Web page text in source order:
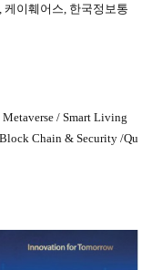
케이훼어스, 한국정보통
/ Smart Living
Chain & Security /Qu